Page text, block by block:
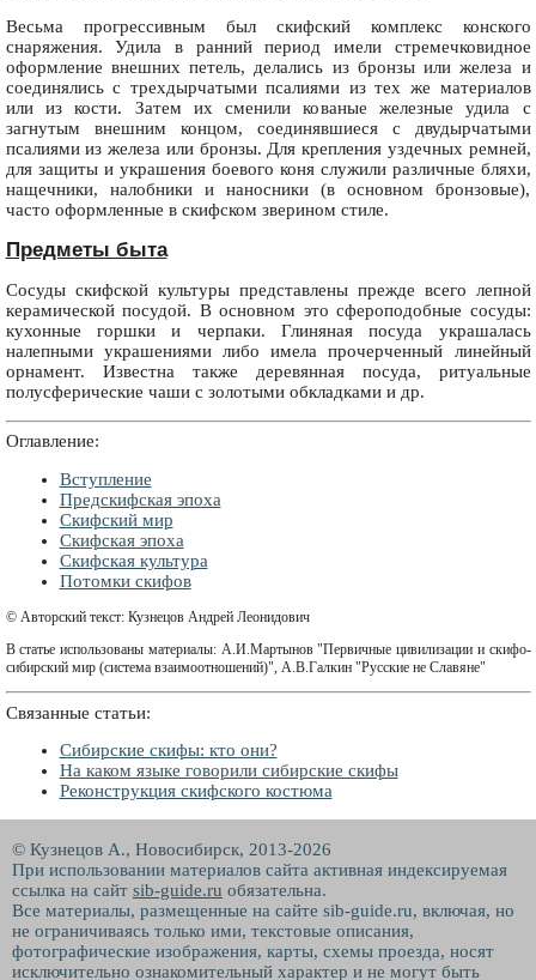
Весьма прогрессивным был скифский комплекс конского
снаряжения. Удила в ранний период имели стремечковидное
оформление внешних петель, делались из бронзы или железа и
соединялись с трехдырчатыми псалиями из тех же материалов
или из кости. Затем их сменили кованые железные удила с
загнутым внешним концом, соединявшиеся с двудырчатыми
псалиями из железа или бронзы. Для крепления уздечных ремней,
для защиты и украшения боевого коня служили различные бляхи,
нащечники, налобники и наносники (в основном бронзовые),
часто оформленные в скифском зверином стиле.
Предметы быта
Сосуды скифской культуры представлены прежде всего лепной
керамической посудой. В основном это сфероподобные сосуды:
кухонные горшки и черпаки. Глиняная посуда украшалась
налепными украшениями либо имела прочерченный линейный
орнамент. Известна также деревянная посуда, ритуальные
полусферические чаши с золотыми обкладками и др.
Оглавление:
Вступление
Предскифская эпоха
Скифский мир
Скифская эпоха
Скифская культура
Потомки скифов
© Авторский текст: Кузнецов Андрей Леонидович
В статье использованы материалы: А.И.Мартынов "Первичные цивилизации и скифо-
сибирский мир (система взаимоотношений)", А.В.Галкин "Русские не Славяне"
Связанные статьи:
Сибирские скифы: кто они?
На каком языке говорили сибирские скифы
Реконструкция скифского костюма
© Кузнецов А., Новосибирск, 2013-2026
При использовании материалов сайта активная индексируемая
ссылка на сайт sib-guide.ru обязательна.
Все материалы, размещенные на сайте sib-guide.ru, включая, но
не ограничиваясь только ими, текстовые описания,
фотографические изображения, карты, схемы проезда, носят
исключительно ознакомительный характер и не могут быть